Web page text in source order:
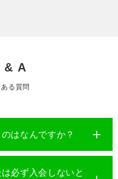
& A
る質問
はなんですか？
必ず入会しないと